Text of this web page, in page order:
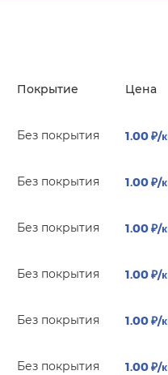
Покрытие Цена
Без покрытия 1.00 ₽/
Без покрытия 1.00 ₽/
Без покрытия 1.00 ₽/
Без покрытия 1.00 ₽/
Без покрытия 1.00 ₽/
Без покрытия 1.00 ₽/